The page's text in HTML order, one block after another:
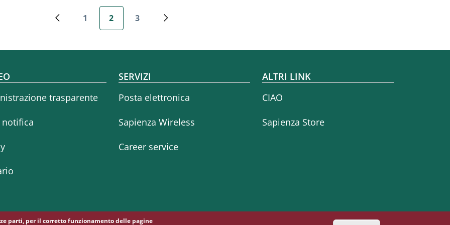
Paginazione
Pagina precedente
Pagina
1
Pagina attuale
2
Pagina
3
Pagina successiva
menu
trasparente
SERVIZI
Posta elettronica
Sapienza Wireless
Career service
ALTRI LINK
CIAO
Sapienza Store
Instagram
LinkedinTelegramTwitter
parti, per il corretto funzionamento delle pagine